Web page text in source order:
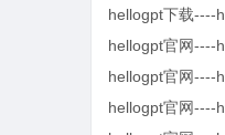
hellogpt下载----
hellogpt官网----
hellogpt官网----
hellogpt官网----